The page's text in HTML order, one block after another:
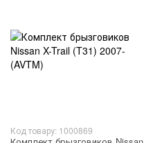
Код товару: 1000869